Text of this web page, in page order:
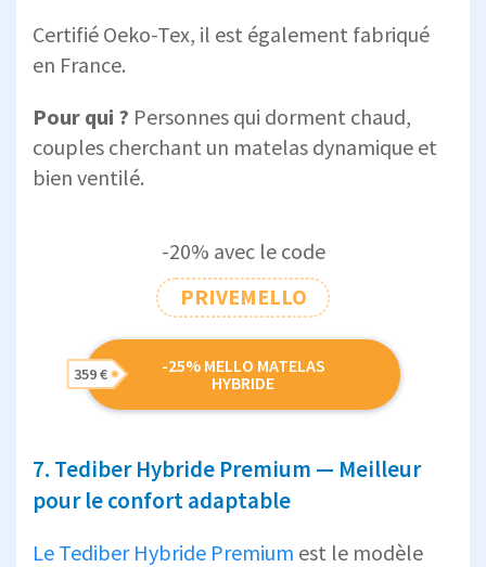
Certifié Oeko-Tex, il est également fabriqué
en France.
Pour qui ? Personnes qui dorment chaud,
couples cherchant un matelas dynamique et
bien ventilé.
-20% avec le code
PRIVEMELLO
-25% MELLO MATELAS
HYBRIDE
359 €
7. Tediber Hybride Premium — Meilleur
pour le confort adaptable
Le Tediber Hybride Premium est le modèle